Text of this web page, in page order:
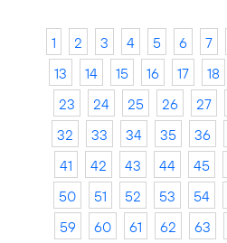
1 2 3 4 5 6 7
13
14 15 16 17 18
23
24 25 26 27
32
33 34 35 36
41
42 43 44 45
50
51 52 53 54
59
60 61 62 63